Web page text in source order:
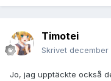
Timotei
Skrivet december
Jo, jag upptäckte också